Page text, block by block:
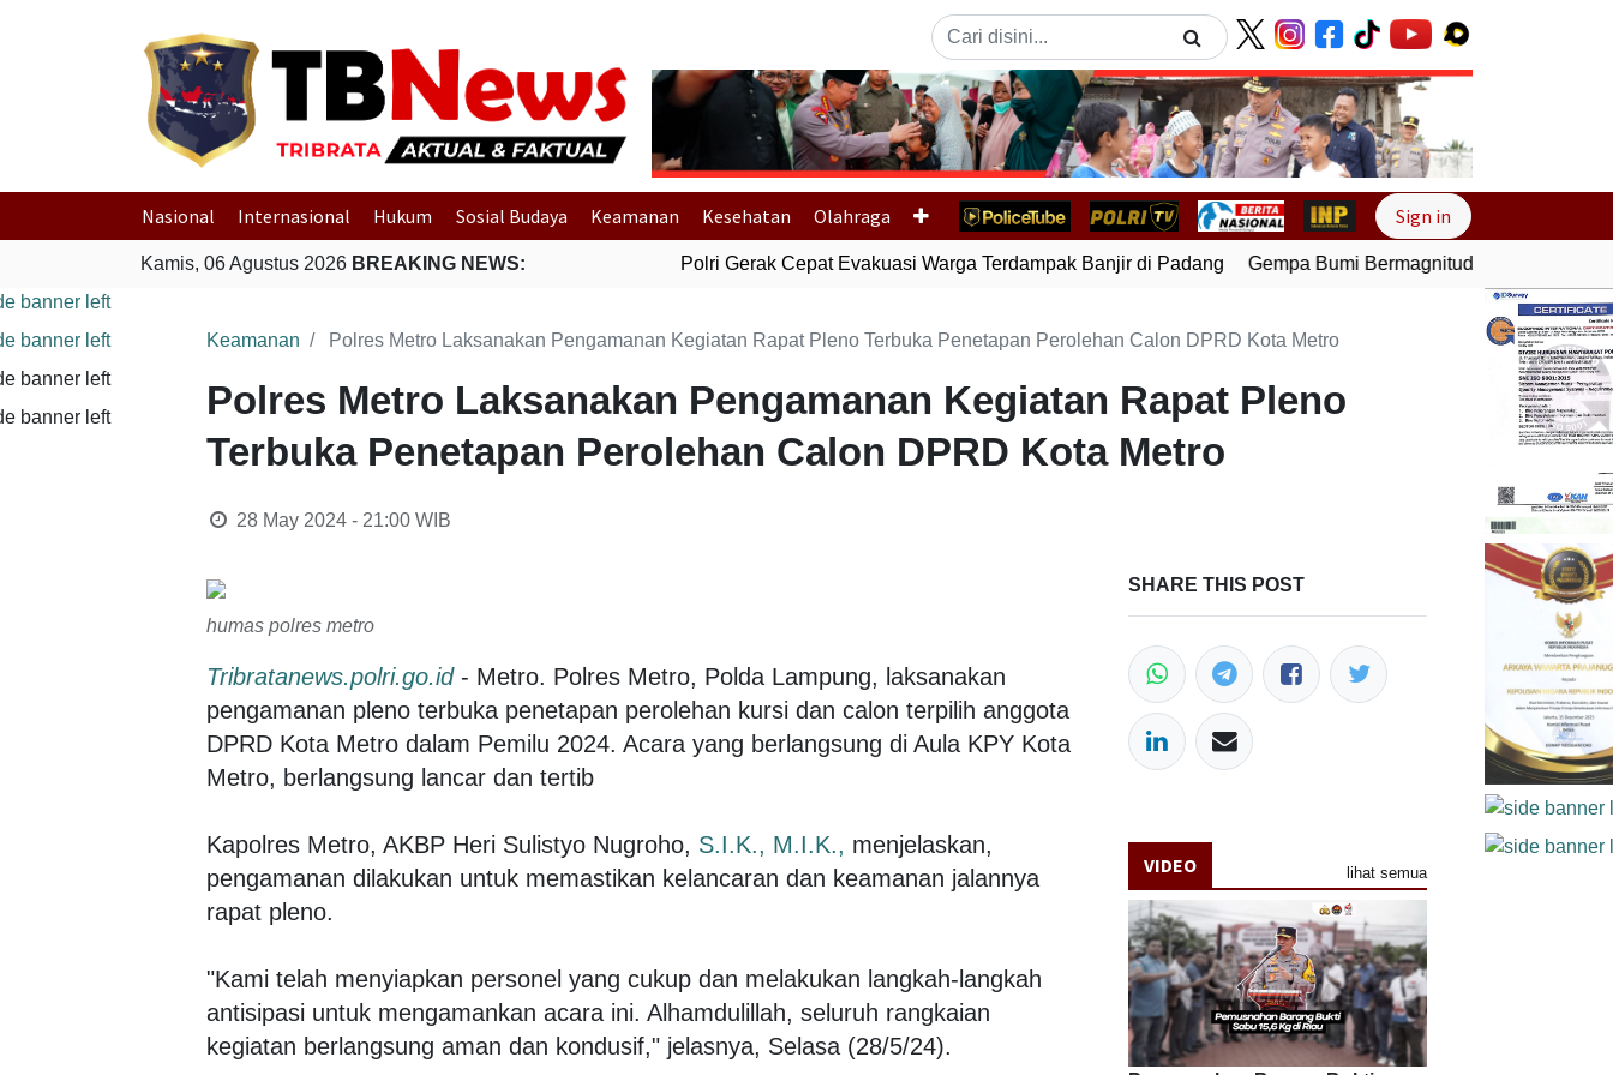
Previous Next
Nasional Internasional Hukum Sosial Budaya Keamanan Kesehatan Olahraga Sign in
Kamis, 06 Agustus 2026 BREAKING NEWS: Polri Gerak Cepat Evakuasi Warga Terdampak Banjir di Padang Gempa Bumi Bermagnitudo 5,1 Kembali
Keamanan Polres Metro Laksanakan Pengamanan Kegiatan Rapat Pleno Terbuka Penetapan Perolehan Calon DPRD Kota Metro
Polres Metro Laksanakan Pengamanan Kegiatan Rapat Pleno
Terbuka Penetapan Perolehan Calon DPRD Kota Metro
28 May 2024 - 21:00WIB
humas polres metro
Tribratanews.polri.go.id- Metro. Polres Metro, Polda Lampung, laksanakan
pengamanan pleno terbuka penetapan perolehan kursi dan calon terpilih anggota
DPRD Kota Metro dalam Pemilu 2024. Acara yang berlangsung di Aula KPY Kota
Metro, berlangsung lancar dan tertib
Kapolres Metro, AKBP Heri Sulistyo Nugroho, S.I.K., M.I.K., menjelaskan,
pengamanan dilakukan untuk memastikan kelancaran dan keamanan jalannya
rapat pleno.
"Kami telah menyiapkan personel yang cukup dan melakukan langkah-langkah
antisipasi untuk mengamankan acara ini. Alhamdulillah, seluruh rangkaian
kegiatan berlangsung aman dan kondusif," jelasnya, Selasa (28/5/24).
SHARE THIS POST
VIDEO lihat semua